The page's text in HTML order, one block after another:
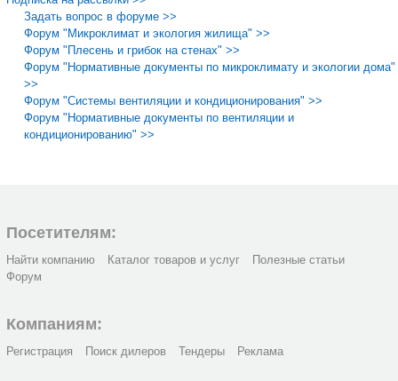
Задать вопрос в форуме >>
Форум "Микроклимат и экология жилища" >>
Форум "Плесень и грибок на стенах" >>
Форум "Нормативные документы по микроклимату и экологии дома"
>>
Форум "Системы вентиляции и кондиционирования" >>
Форум "Нормативные документы по вентиляции и
кондиционированию" >>
Посетителям:
Найти компанию Каталог товаров и услуг
Полезные статьи
Форум
Компаниям:
Регистрация Поиск дилеров Тендеры Реклама